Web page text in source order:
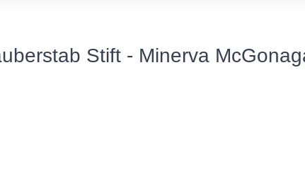
Stift - Minerva